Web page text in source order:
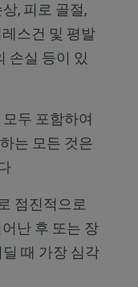
, 피로 골절,
스건 및 평발
손실 등이 있
두 포함하여
는 모든 것은
점진적으로
난 후 또는 장
때 가장 심각